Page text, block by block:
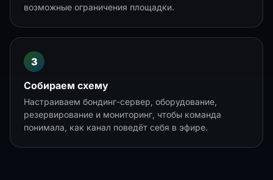
возможные ограничения площадки.
Собираем схему
Настраиваем бондинг-сервер, оборудование,
резервирование и мониторинг, чтобы команда
понимала, как канал поведёт себя в эфире.